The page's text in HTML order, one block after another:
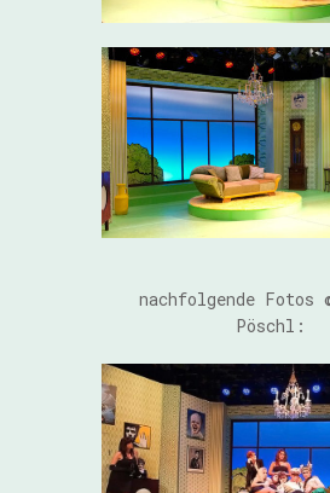
nachfolgende Fotos
Pöschl: